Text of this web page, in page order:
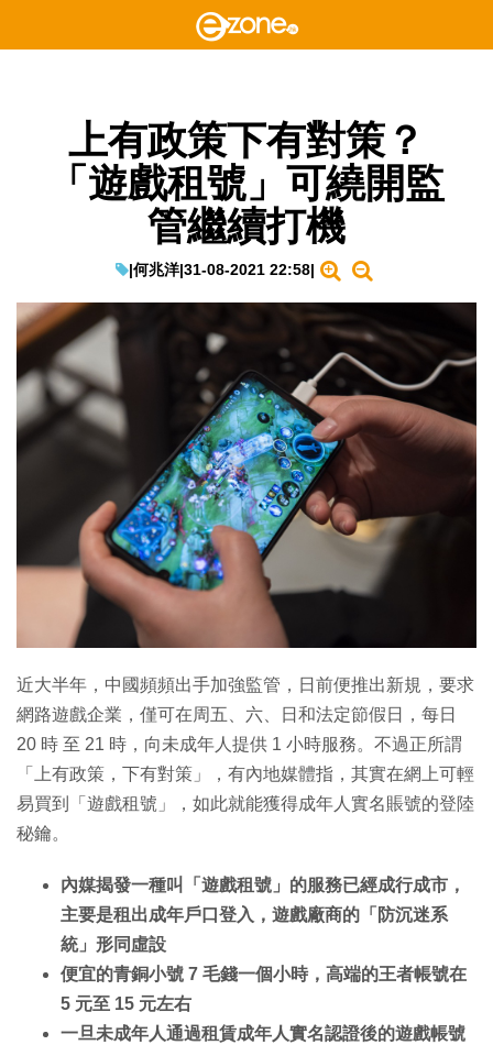
上有政策下有對策？
「遊戲租號」可繞開監
管繼續打機
|何兆洋|31-08-2021 22:58|
近大半年，中國頻頻出手加強監管，日前便推出新規，要求
網路遊戲企業，僅可在周五、六、日和法定節假日，每日
20 時 至 21 時，向未成年人提供 1 小時服務。不過正所謂
「上有政策，下有對策」，有內地媒體指，其實在網上可輕
易買到「遊戲租號」，如此就能獲得成年人實名賬號的登陸
秘鑰。
內媒揭發一種叫「遊戲租號」的服務已經成行成市，
主要是租出成年戶口登入，遊戲廠商的「防沉迷系
統」形同虛設
便宜的青銅小號 7 毛錢一個小時，高端的王者帳號在
5 元至 15 元左右
一旦未成年人通過租賃成年人實名認證後的遊戲帳號